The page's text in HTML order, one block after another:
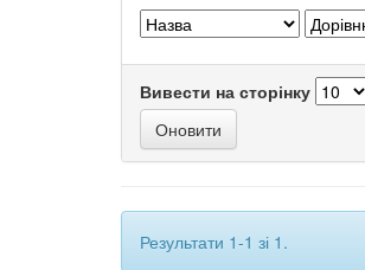
Вивести на сторінку
Результати 1-1 зі 1.